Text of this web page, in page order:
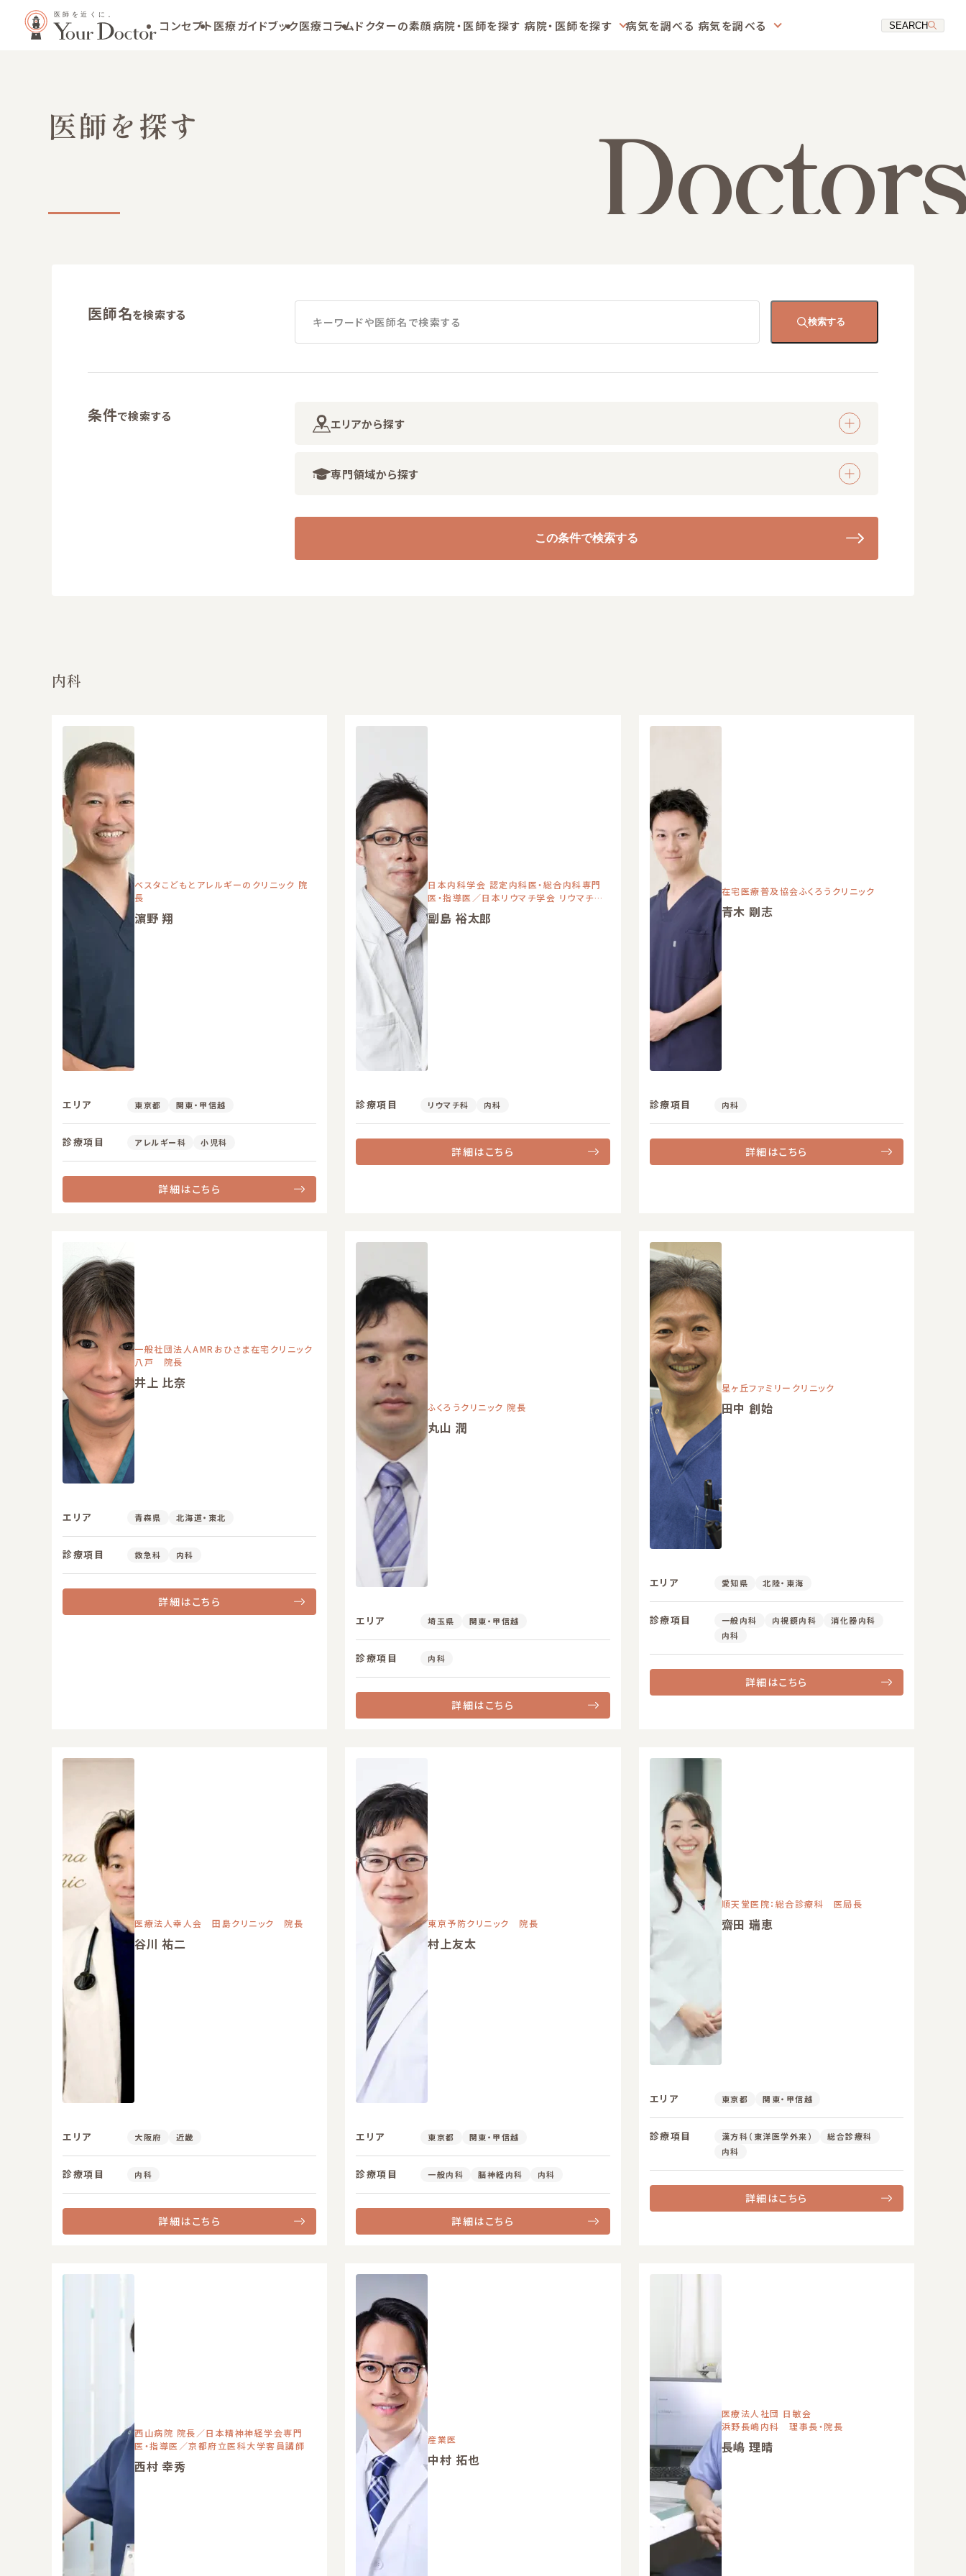
コンセプト医療ガイドブック医療コラムドクターの素顔病院・医師を探す 病院・医師を探す 病気を調べる 病気を調べる SEARCH
Doctors
医師を探す
医師名を検索する キーワードや医師名で検索する 検索する
条件で検索する エリアから探す
専門領域から探す
この条件で検索する
内科
ベスタこどもとアレルギーのクリニック 院
長
濵野 翔
エリア 東京都 関東・甲信越
診療項目 アレルギー科 小児科
詳細はこちら
日本内科学会 認定内科医・総合内科専門
医・指導医／日本リウマチ学会 リウマチ専
門医・指導医・評議員
副島 裕太郎
診療項目 リウマチ科 内科
詳細はこちら
在宅医療普及協会ふくろうクリニック
青木 剛志
診療項目 内科
詳細はこちら
一般社団法人AMRおひさま在宅クリニック
八戸 院長
井上 比奈
エリア 青森県 北海道・東北
診療項目 救急科 内科
詳細はこちら
ふくろうクリニック 院長
丸山 潤
エリア 埼玉県 関東・甲信越
診療項目 内科
詳細はこちら
星ヶ丘ファミリークリニック
田中 創始
エリア 愛知県 北陸・東海
診療項目 一般内科 内視鏡内科
消化器内科
内科
詳細はこちら
医療法人幸人会 田島クリニック 院長
谷川 祐二
エリア 大阪府 近畿
診療項目 内科
詳細はこちら
東京予防クリニック 院長
村上友太
エリア 東京都 関東・甲信越
診療項目 一般内科 脳神経内科 内科
詳細はこちら
順天堂医院：総合診療科 医局長
齋田 瑞恵
エリア 東京都 関東・甲信越
診療項目 漢方科（東洋医学外来）
総合診療科
内科
詳細はこちら
西山病院 院長／日本精神神経学会専門
医・指導医／京都府立医科大学客員講師
西村 幸秀
産業医
中村 拓也
医療法人社団 日敏会
浜野長嶋内科 理事長・院長
長嶋 理晴